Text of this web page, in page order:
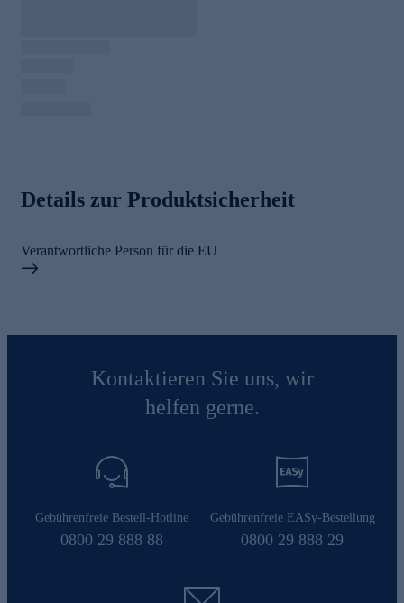
Details zur Produktsicherheit
Verantwortliche Person für die EU
Kontaktieren Sie uns, wir
helfen gerne.
Gebührenfreie Bestell-Hotline
0800 29 888 88
Gebührenfreie EASy-Bestellung
0800 29 888 29